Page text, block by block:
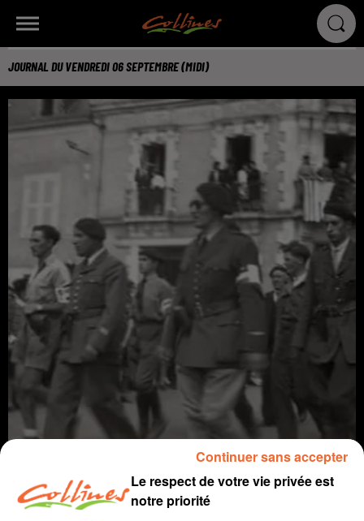
JOURNAL DU VENDREDI 06 SEPTEMBRE (MIDI)
Le respect de votre vie privée est
notre priorité
Continuer sans accepter